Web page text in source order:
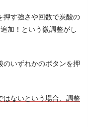
押す強さや回数で炭酸の
加！という微調整がし
のいずれかのボタンを押
はないという場合、調整